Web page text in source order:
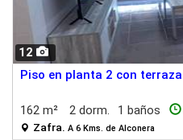
12
Piso en planta 2 con
162 m² 2 dorm. 1 baños
Zafra. A 6 Kms. de Alconera